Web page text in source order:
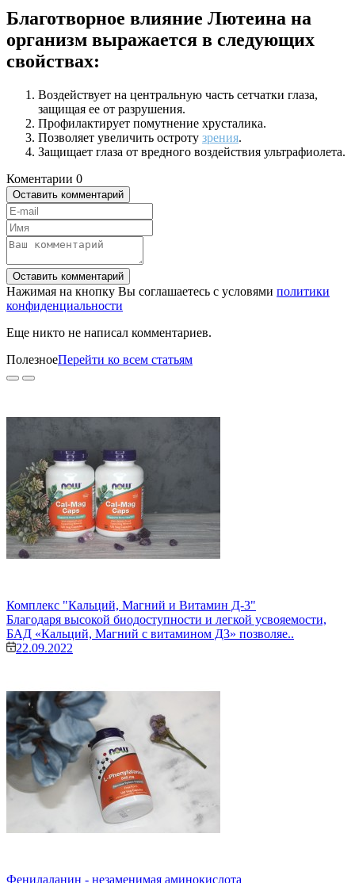
Благотворное влияние Лютеина на
организм выражается в следующих
свойствах:
Воздействует на центральную часть сетчатки глаза,
защищая ее от разрушения.
Профилактирует помутнение хрусталика.
Позволяет увеличить остроту зрения.
Защищает глаза от вредного воздействия ультрафиолета.
Коментарии 0
Оставить комментарий
Оставить комментарий
Нажимая на кнопку Вы соглашаетесь с условями политики
конфиденциальности
Еще никто не написал комментариев.
ПолезноеПерейти ко всем статьям
Комплекс "Кальций, Магний и Витамин Д-3"
Благодаря высокой биодоступности и легкой усвояемости,
БАД «Кальций, Магний с витамином Д3» позволяе..
22.09.2022
Фенилаланин - незаменимая аминокислота